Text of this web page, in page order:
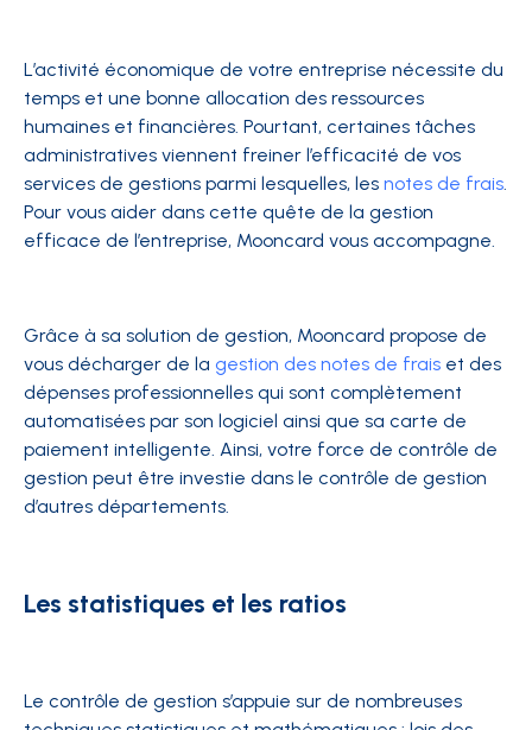
L’activité économique de votre entreprise nécessite du
temps et une bonne allocation des ressources
humaines et financières. Pourtant, certaines tâches
administratives viennent freiner l’efficacité de vos
services de gestions parmi lesquelles, les notes de frais.
Pour vous aider dans cette quête de la gestion
efficace de l’entreprise, Mooncard vous accompagne.
Grâce à sa solution de gestion, Mooncard propose de
vous décharger de la gestion des notes de frais et des
dépenses professionnelles qui sont complètement
automatisées par son logiciel ainsi que sa carte de
paiement intelligente. Ainsi, votre force de contrôle de
gestion peut être investie dans le contrôle de gestion
d’autres départements.
Les statistiques et les ratios
Le contrôle de gestion s’appuie sur de nombreuses